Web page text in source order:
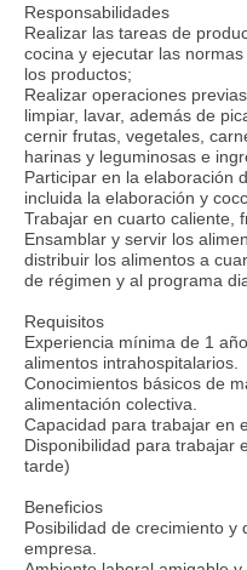
Responsabilidades
Realizar las tareas de
cocina y ejecutar las
los productos;
Realizar operaciones
limpiar, lavar, además de
cernir frutas, vegetales,
harinas y leguminosas e
Participar en la elaboración
incluida la elaboración y
Trabajar en cuarto caliente,
Ensamblar y servir los
distribuir los alimentos a
de régimen y al programa
Requisitos
Experiencia mínima de 1
alimentos intrahospitalarios.
Conocimientos básicos de
alimentación colectiva.
Capacidad para trabajar en
Disponibilidad para trabajar
tarde)
Beneficios
Posibilidad de crecimiento y
empresa.